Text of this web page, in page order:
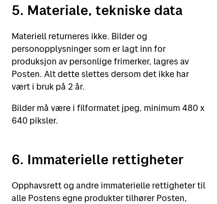
5. Materiale, tekniske data
Materiell returneres ikke. Bilder og
personopplysninger som er lagt inn for
produksjon av personlige frimerker, lagres av
Posten. Alt dette slettes dersom det ikke har
vært i bruk på 2 år.
Bilder må være i filformatet jpeg, minimum 480 x
640 piksler.
6. Immaterielle rettigheter
Opphavsrett og andre immaterielle rettigheter til
alle Postens egne produkter tilhører Posten,